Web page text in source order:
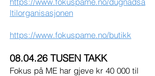
ltilorganisasjonen
https://www.fokuspame.no/butikk
08.04.26 TUSEN TAKK
Fokus på ME har gjeve kr 40 000 til